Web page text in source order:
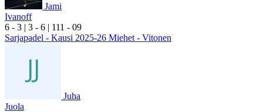
Jami
Ivanoff
6 - 3 | 3 - 6 | 111 - 09
Sarjapadel - Kausi 2025-26 Miehet - Vitonen
Juha
Juola